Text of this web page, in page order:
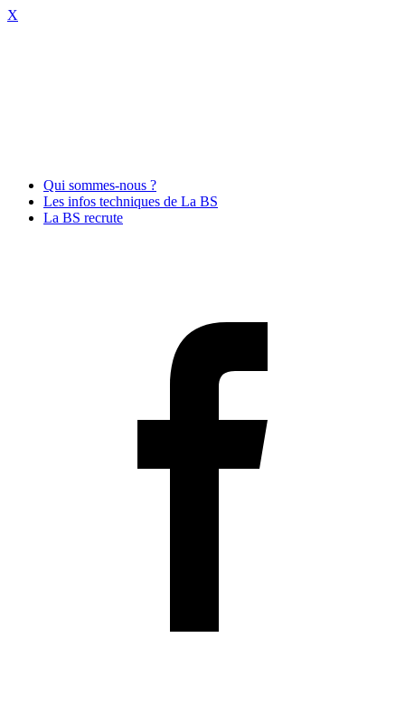
X
Qui sommes-nous ?
Les infos techniques de La BS
La BS recrute